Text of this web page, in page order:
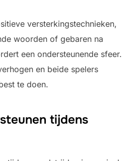
versterkingstechnieken,
woorden of gebaren na
een ondersteunende sfeer.
en beide spelers
te doen.
tijdens